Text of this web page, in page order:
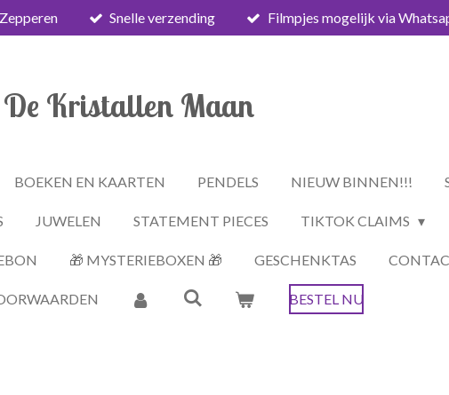
Snelle verzending Filmpjes mogelijk via
De Kristallen Maan
BOEKEN EN KAARTEN PENDELS NIEUW BINNEN!!!
JUWELEN STATEMENT PIECES TIKTOK CLAIMS
🎁 MYSTERIEBOXEN 🎁 GESCHENKTAS
BESTEL NU